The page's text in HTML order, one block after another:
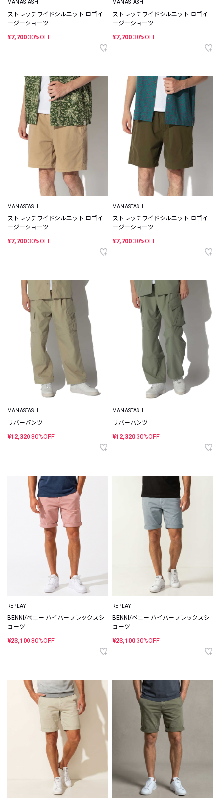
MANASTASH
ストレッチワイドシルエット ロゴイ
ージーショーツ
¥7,700 30%OFF
MANASTASH
ストレッチワイドシルエット ロゴイ
ージーショーツ
¥7,700 30%OFF
MANASTASH
ストレッチワイドシルエット ロゴイ
ージーショーツ
¥7,700 30%OFF
MANASTASH
ストレッチワイドシルエット ロゴイ
ージーショーツ
¥7,700 30%OFF
MANASTASH
リバーパンツ
¥12,320 30%OFF
MANASTASH
リバーパンツ
¥12,320 30%OFF
REPLAY
BENNI/ベニー ハイパーフレックスシ
ョーツ
¥23,100 30%OFF
REPLAY
BENNI/ベニー ハイパーフレックスシ
ョーツ
¥23,100 30%OFF